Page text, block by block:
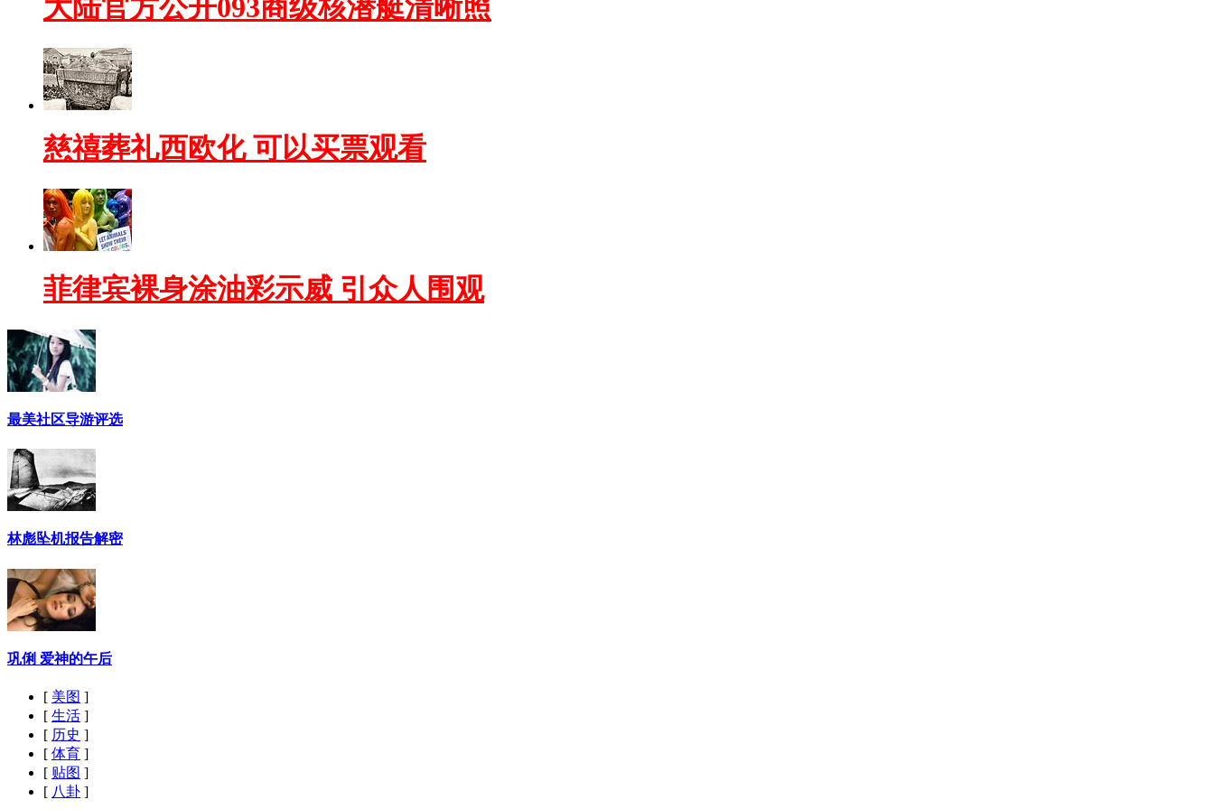
大陆官方公开093商级核潜艇清晰照
慈禧葬礼西欧化 可以买票观看
菲律宾裸身涂油彩示威 引众人围观
最美社区导游评选
林彪坠机报告解密
巩俐 爱神的午后
[ 美图 ]
[ 生活 ]
[ 历史 ]
[ 体育 ]
[ 贴图 ]
[ 八卦 ]